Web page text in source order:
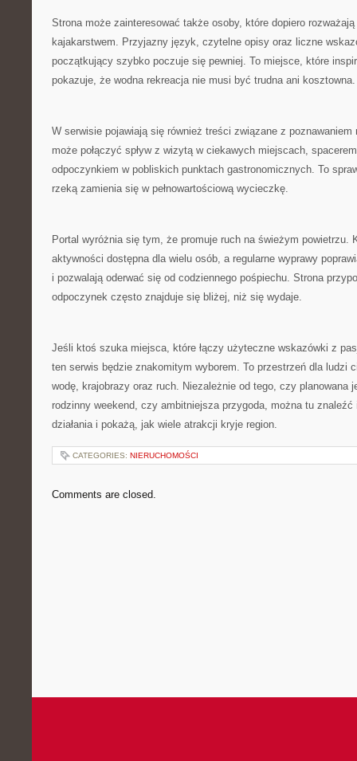
Strona może zainteresować także osoby, które dopiero
kajakarstwem. Przyjazny język, czytelne opisy oraz liczne
początkujący szybko poczuje się pewniej. To miejsce, które
pokazuje, że wodna rekreacja nie musi być trudna ani kosztowna.
W serwisie pojawiają się również treści związane z
może połączyć spływ z wizytą w ciekawych miejscach,
odpoczynkiem w pobliskich punktach gastronomicznych. To
rzeką zamienia się w pełnowartościową wycieczkę.
Portal wyróżnia się tym, że promuje ruch na świeżym powietrzu.
aktywności dostępna dla wielu osób, a regularne wyprawy
i pozwalają oderwać się od codziennego pośpiechu. Strona
odpoczynek często znajduje się bliżej, niż się wydaje.
Jeśli ktoś szuka miejsca, które łączy użyteczne wskazówki z
ten serwis będzie znakomitym wyborem. To przestrzeń dla ludzi
wodę, krajobrazy oraz ruch. Niezależnie od tego, czy planowana
rodzinny weekend, czy ambitniejsza przygoda, można tu
działania i pokażą, jak wiele atrakcji kryje region.
CATEGORIES: NIERUCHOMOŚCI
Comments are closed.